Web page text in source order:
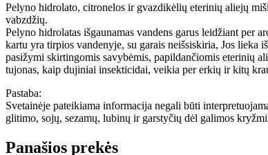
Pelyno hidrolato, citronelos ir gvazdikėlių eterinių aliejų
vabzdžių.
Pelyno hidrolatas išgaunamas vandens garus leidžiant per
kartu yra tirpios vandenyje, su garais neišsiskiria, Jos
pasižymi skirtingomis savybėmis, papildančiomis eterinių
tujonas, kaip dujiniai insekticidai, veikia per erkių ir kitų
Pastaba:
Svetainėje pateikiama informacija negali būti
glitimo, sojų, sezamų, lubinų ir garstyčių dėl galimos
Panašios prekės